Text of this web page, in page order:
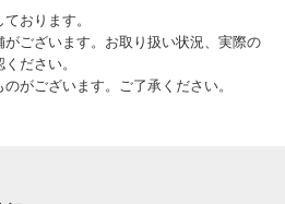
おります。
ございます。お取り扱い状況、実際の
ださい。
がございます。ご了承ください。